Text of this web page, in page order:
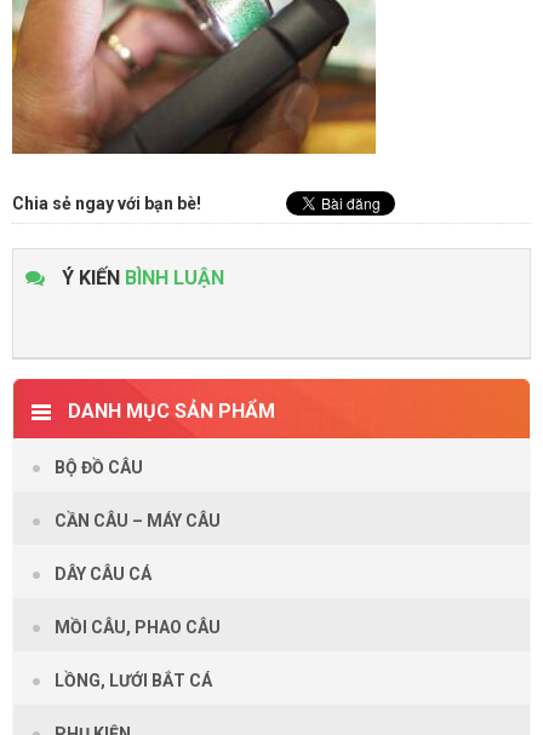
Chia sẻ ngay với bạn bè!
Ý KIẾN BÌNH LUẬN
DANH MỤC SẢN PHẨM
BỘ ĐỒ CÂU
CẦN CÂU – MÁY CÂU
DÂY CÂU CÁ
MỒI CÂU, PHAO CÂU
LỒNG, LƯỚI BẮT CÁ